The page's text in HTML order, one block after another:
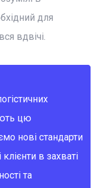
для
вдвічі.
цю
нові стандарти
в захваті
та